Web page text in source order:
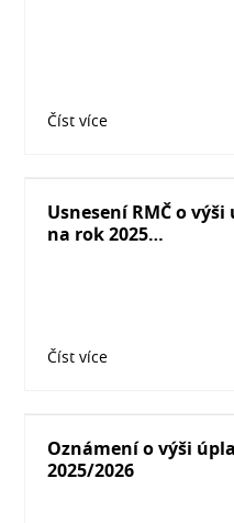
Číst více
Usnesení RMČ o
na rok 2025…
Číst více
Oznámení o výši
2025/2026